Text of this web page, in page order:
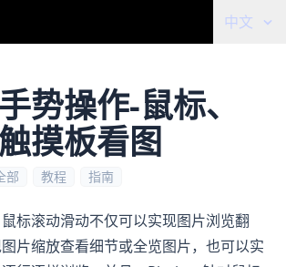
中文
势操作-鼠标、
摸板看图
部 教程 指南
标滚动滑动不仅可以实现图片浏览翻
片缩放查看细节或全览图片，也可以实